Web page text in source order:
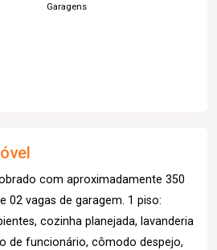
Garagens
com aproximadamente 350
02 vagas de garagem. 1 piso:
cozinha planejada, lavanderia
de funcionário, cômodo despejo,